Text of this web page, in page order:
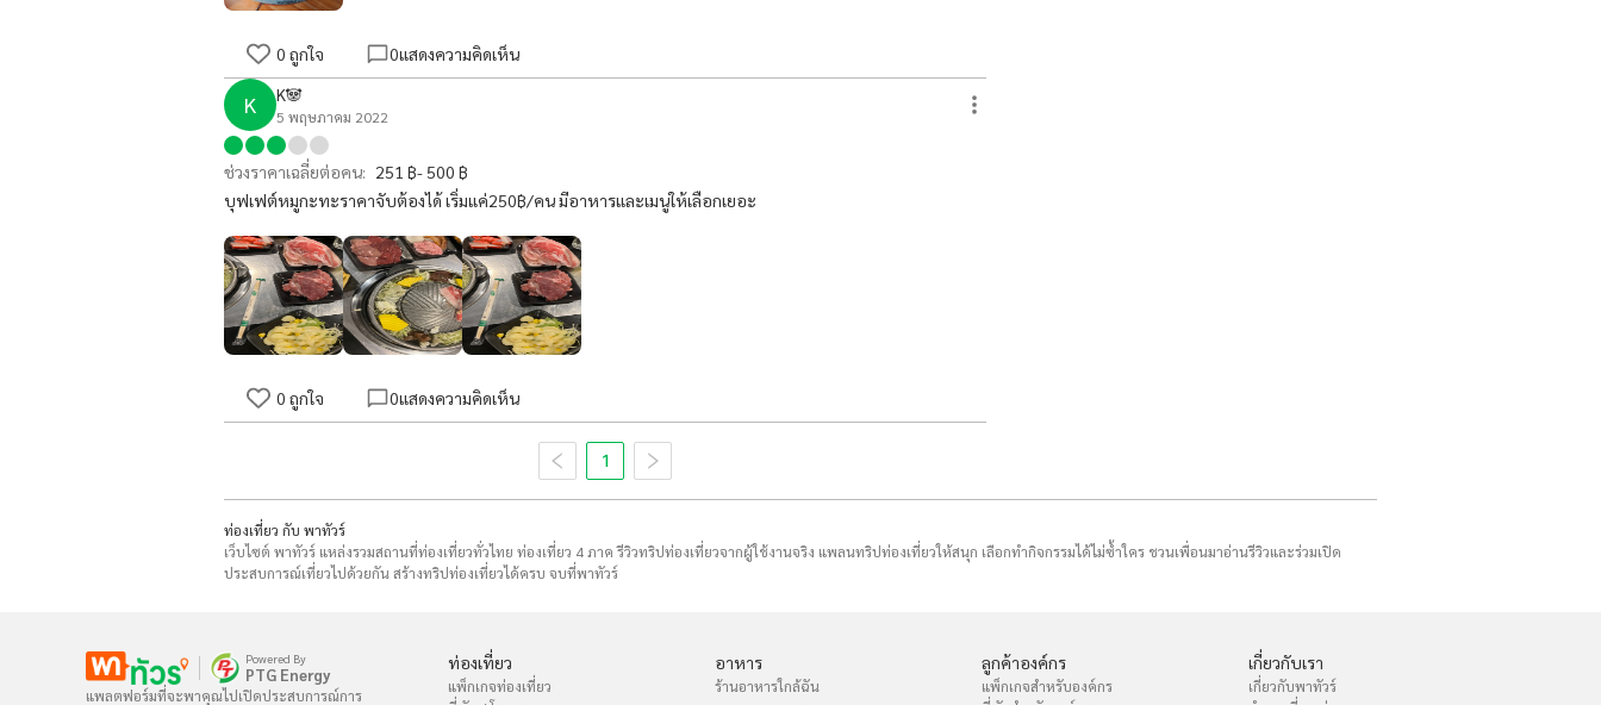
0 ถูกใจ 0แสดงความคิดเห็น
K K🐼
5 พฤษภาคม 2022
ช่วงราคาเฉลี่ยต่อคน: 251 ฿- 500 ฿
บุฟเฟต์หมูกะทะราคาจับต้องได้ เริ่มแค่250฿/คน มีอาหารและเมนูให้เลือกเยอะ
0 ถูกใจ 0แสดงความคิดเห็น
1
ท่องเที่ยว กับ พาทัวร์
เว็บไซต์ พาทัวร์ แหล่งรวมสถานที่ท่องเที่ยวทั่วไทย ท่องเที่ยว 4 ภาค รีวิวทริปท่องเที่ยวจากผู้ใช้งานจริง แพลนทริปท่องเที่ยวให้สนุก เลือกทำกิจกรรมได้ไม่ซ้ำใคร ชวนเพื่อนมาอ่านรีวิวและร่วมเปิด
ประสบการณ์เที่ยวไปด้วยกัน สร้างทริปท่องเที่ยวได้ครบ จบที่พาทัวร์
Powered By
PTG Energy
แพลตฟอร์มที่จะพาคุณไปเปิดประสบการณ์การ
ท่องเที่ยว
แพ็กเกจท่องเที่ยว
อาหาร
ร้านอาหารใกล้ฉัน
ลูกค้าองค์กร
แพ็กเกจสำหรับองค์กร
เกี่ยวกับเรา
เกี่ยวกับพาทัวร์